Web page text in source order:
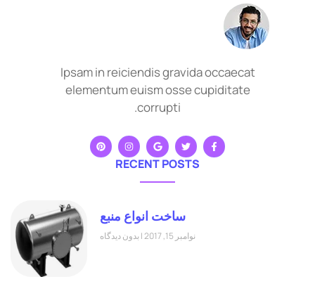
Ipsam in reiciendis gravida occaecat
elementum euism osse cupiditate
corrupti.
RECENT POSTS
ساخت انواع منبع
نوامبر 15, 2017 بدون دیدگاه